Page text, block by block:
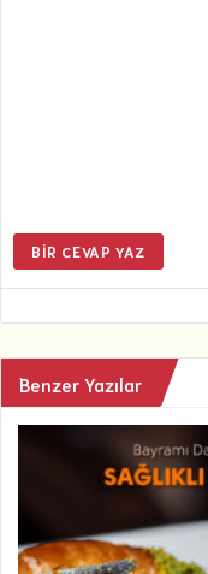
BIR CEVAP YAZ
Benzer Yazılar